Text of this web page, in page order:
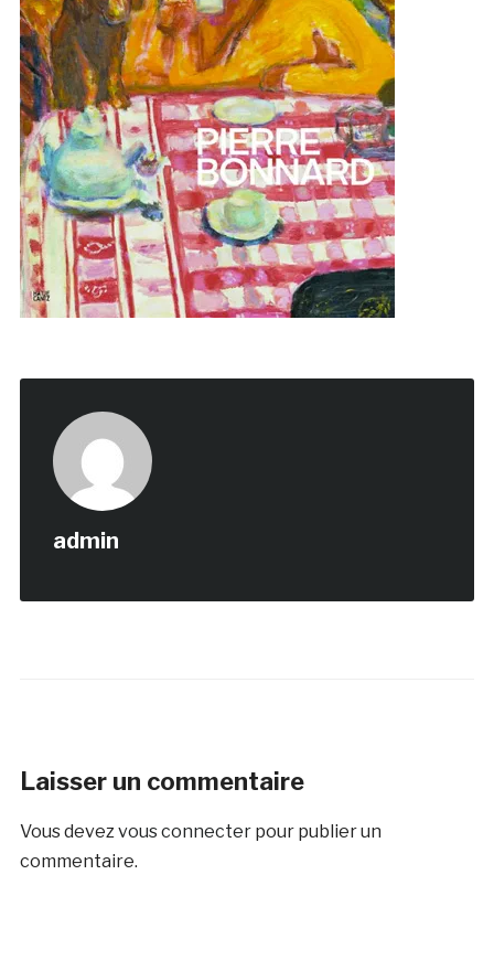
admin
Laisser un commentaire
Vous devezvous connecterpour publier un
commentaire.